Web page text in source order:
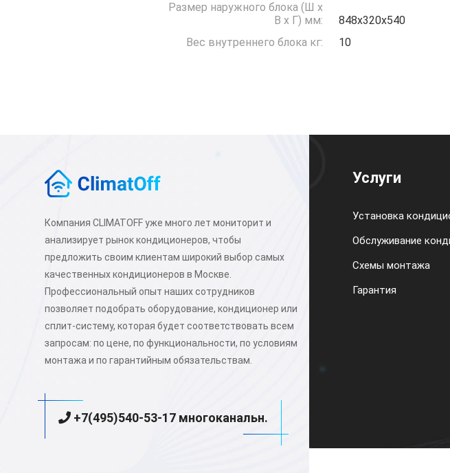
Размер наружного блока (Ш x
В x Г) мм:
848х320х540
Вес внутреннего блока кг:
10
Компания CLIMATOFF уже много лет мониторит и
анализирует рынок кондиционеров, чтобы
предложить своим клиентам широкий выбор самых
качественных кондиционеров в Москве.
Профессиональный опыт наших сотрудников
позволяет подобрать оборудование, кондиционер или
сплит-систему, которая будет соответствовать всем
запросам: по цене, по функциональности, по условиям
монтажа и по гарантийным обязательствам.
+7(495)540-53-17 многоканальн.
Услуги
Установка
Обслуживание
Схемы монтажа
Гарантия